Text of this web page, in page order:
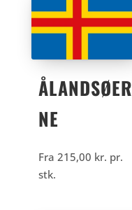
ÅLANDSØER
NE
Fra 215,00 kr. pr.
stk.